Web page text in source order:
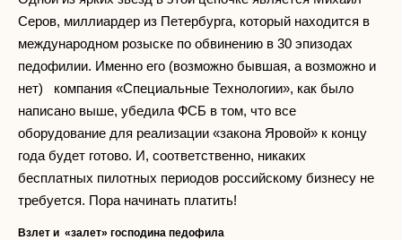
Серов, миллиардер из Петербурга, который находится в
международном розыске по обвинению в 30 эпизодах
педофилии. Именно его (возможно бывшая, а возможно и
нет) компания «Специальные Технологии», как было
написано выше, убедила ФСБ в том, что все
оборудование для реализации «закона Яровой» к концу
года будет готово. И, соответственно, никаких
бесплатных пилотных периодов российскому бизнесу не
требуется. Пора начинать платить!
Взлет и «залет» господина педофила